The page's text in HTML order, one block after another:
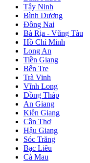
Tây Ninh
Bình Dương
Đồng Nai
Bà Rịa - Vũng Tàu
Hồ Chí Minh
Long An
Tiền Giang
Bến Tre
Trà Vinh
Vĩnh Long
Đồng Tháp
An Giang
Kiên Giang
Cần Thơ
Hậu Giang
Sóc Trăng
Bạc Liêu
Cà Mau